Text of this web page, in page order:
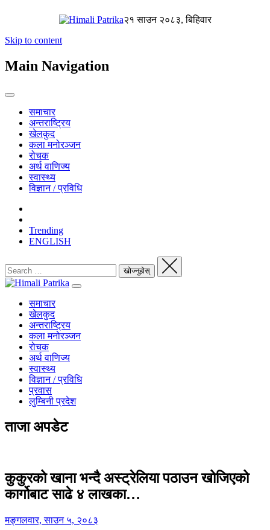
२१ साउन २०८३, बिहिवार
Skip to content
Main Navigation
समाचार
अन्तराष्ट्रिय
खेलकुद
कला मनोरञ्जन
रोचक
अर्थ वाणिज्य
स्वास्थ्य
विज्ञान / प्रविधि
Trending
ENGLISH
समाचार
खेलकुद
अन्तराष्ट्रिय
कला मनोरञ्जन
रोचक
अर्थ वाणिज्य
स्वास्थ्य
विज्ञान / प्रविधि
प्रवास
लुम्बिनी प्रदेश
ताजा अपडेट
कुकुरको खाना भन्दै अस्ट्रेलिया पठाउन खोजिएको
कार्गोबाट साढे ४ लाखका…
मङ्गलवार, साउन ५, २०८३